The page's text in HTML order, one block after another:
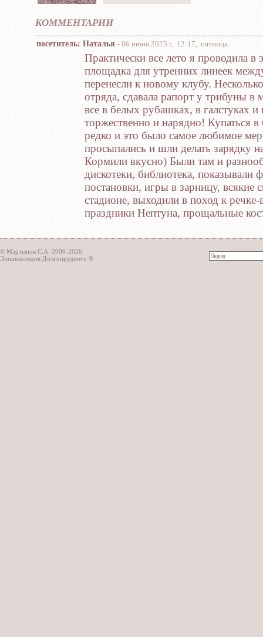
КОММЕНТАРИИ
посетитель: Наталья - 06 июня 2025 г, 12:17, пятница
Практически все лето я проводила в
площадка для утренних линеек
перенесли к новому клубу.
отряда, сдавала рапорт у трибуны
все в белых рубашках, в галстуках
торжественно и нарядно! Купаться в
редко и это было самое любимое
просыпались и шли делать зарядку
Кормили вкусно) Были там и
дискотеки, библиотека, показывали
постановки, игры в зарницу, всякие
стадионе, выходили в поход к
праздники Нептуна, прощальные
© Мартынов С.А. 2000-2026
Энциклопедия Долгопрудного ®